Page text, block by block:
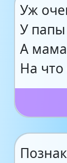
Уж
У
А
На